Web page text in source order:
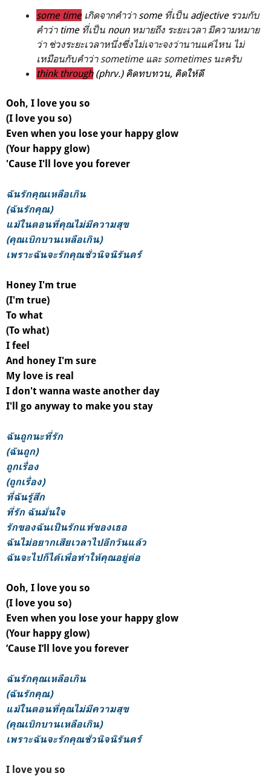
some timeเกิดจากคำว่า someที่เป็น adjectiveรวมกับ
คำว่า timeที่เป็น nounหมายถึง ระยะเวลา มีความหมาย
ว่า ช่วงระยะเวลาหนึ่งซึ่งไม่เจาะจงว่านานแค่ไหน ไม่
เหมือนกับคำว่า sometime และ sometimes นะครับ
think through (phrv.) คิดทบทวน, คิดให้ดี
Ooh, I love you so
(I love you so)
Even when you lose your happy glow
(Your happy glow)
'Cause I'll love you forever
ฉันรักคุณเหลือเกิน
(ฉันรักคุณ)
แม้ในตอนที่คุณไม่มีความสุข
(คุณเบิกบานเหลือเกิน)
เพราะฉันจะรักคุณชั่วนิจนิรันดร์
Honey I'm true
(I'm true)
To what
(To what)
I feel
And honey I'm sure
My love is real
I don't wanna waste another day
I'll go anyway to make you stay
ฉันถูกนะที่รัก
(ฉันถูก)
ถูกเรื่อง
(ถูกเรื่อง)
ที่ฉันรู้สึก
ที่รัก ฉันมั่นใจ
รักของฉันเป็นรักแท้ของเธอ
ฉันไม่อยากเสียเวลาไปอีกวันแล้ว
ฉันจะไปก็ได้เพื่อทำให้คุณอยู่ต่อ
Ooh, I love you so
(I love you so)
Even when you lose your happy glow
(Your happy glow)
’Cause I’ll love you forever
ฉันรักคุณเหลือเกิน
(ฉันรักคุณ)
แม้ในตอนที่คุณไม่มีความสุข
(คุณเบิกบานเหลือเกิน)
เพราะฉันจะรักคุณชั่วนิจนิรันดร์
I love you so